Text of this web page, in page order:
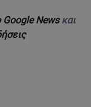
Google Newsκαι